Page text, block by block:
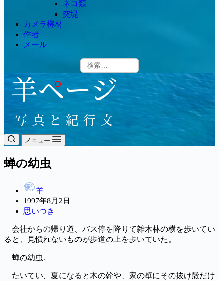
ネコ類
突堤
カメラ機材
作者
メール
メニュー
蝉の幼虫
羊
1997年8月2日
思いつき
会社からの帰り道、バス停を降りて雑木林の横を歩いてい
ると、見慣れないものが歩道の上を歩いていた。
蝉の幼虫。
たいてい、夏になると木の幹や、家の壁にその抜け殻だけ